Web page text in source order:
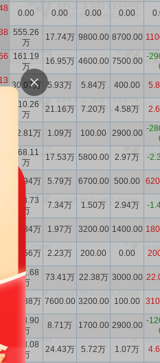
0.00 0.00 0.00 0.00
555.26
万
17.74万 9800.00 8700.00
161.19
万
16.95万 4600.00 7500.00 -
30.07万 5.93万 5.84万 400.00
110.26
万
21.16万 7.20万 4.58万
22.81万 1.09万 100.00 2900.00 -
168.11
万
17.53万 5800.00 2.97万 -
47.94万 5.79万 6700.00 500.00
133.73
万
7.34万 1.50万 2.94万 -
37.84万 1.97万 3200.00 1400.00
25.56万 2.23万 200.00 0.00
141.68
万
73.41万 22.38万 3000.00
12.38万 7600.00 3200.00 100.00
228.90
万
8.71万 1700.00 2900.00 -
918.08
万
24.43万 5.72万 1.07万